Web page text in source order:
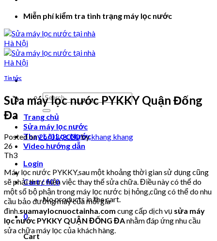
Miễn phí kiểm tra tình trạng máy lọc nước
Search
for:
Trang chủ
Sửa máy lọc nước
Thay Lõi Lọc Nước
Video hướng dẫn
Login
Cart /₫00
No products in the cart.
0
Cart
Tin tức
Sửa máy lọc nước PYKKY Quận Đống
Đa
Posted on26/03/2020bykhang khang
26
Th3
Máy lọc nước PYKKY,sau một khoảng thời gian sử dụng cũng
sẽ phải thực hiện việc thay thế sửa chữa. Điều này có thể do
một số bộ phận trong máy lọc nước bị hỏng,cũng có thể do nhu
cầu bảo dưỡng máy của mỗi gia
đình.suamaylocnuoctainha.com cung cấp dịch vụ sửa máy
lọc nước PYKKY QUẬN ĐỐNG ĐAnhằm đáp ứng nhu cầu
sửa chữa máy lọc của khách hàng.